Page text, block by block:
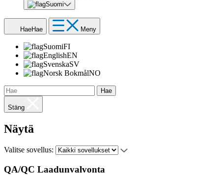
Suomi
HaeHae Meny
SuomiFI
EnglishEN
SvenskaSV
Norsk BokmålNO
Hae
Stäng
Näytä
Valitse sovellus:
QA/QC Laadunvalvonta